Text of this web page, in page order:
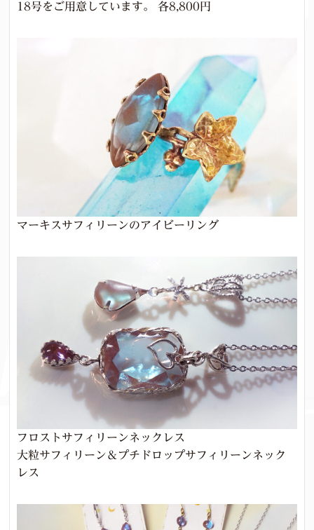
18号をご用意しています。 各8,800円
マーキスサフィリーンのアイビーリング
フロストサフィリーンネックレス
大粒サフィリーン＆プチドロップサフィリーンネック
レス